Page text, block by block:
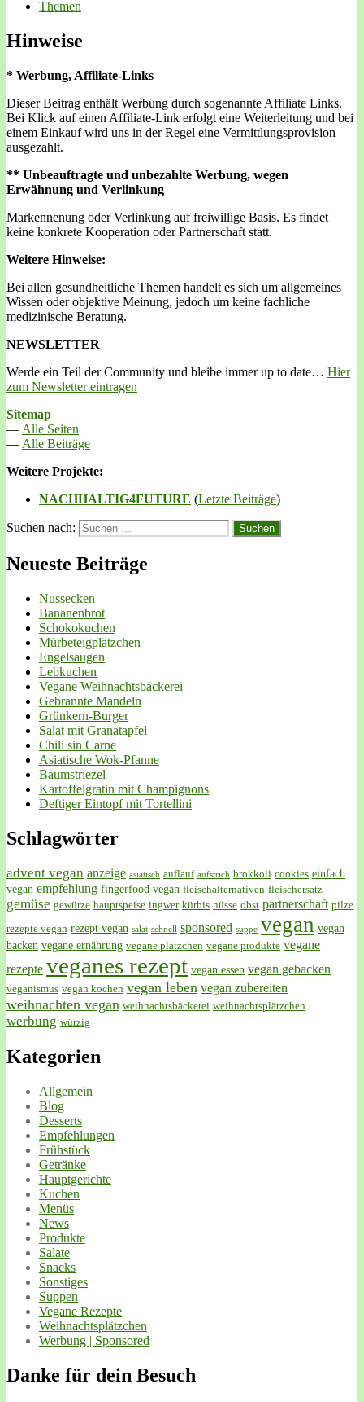
Themen
Hinweise
* Werbung, Affiliate-Links
Dieser Beitrag enthält Werbung durch sogenannte Affiliate Links.
Bei Klick auf einen Affiliate-Link erfolgt eine Weiterleitung und bei
einem Einkauf wird uns in der Regel eine Vermittlungsprovision
ausgezahlt.
** Unbeauftragte und unbezahlte Werbung, wegen
Erwähnung und Verlinkung
Markennenung oder Verlinkung auf freiwillige Basis. Es findet
keine konkrete Kooperation oder Partnerschaft statt.
Weitere Hinweise:
Bei allen gesundheitliche Themen handelt es sich um allgemeines
Wissen oder objektive Meinung, jedoch um keine fachliche
medizinische Beratung.
NEWSLETTER
Werde ein Teil der Community und bleibe immer up to date… Hier
zum Newsletter eintragen
Sitemap
— Alle Seiten
— Alle Beiträge
Weitere Projekte:
NACHHALTIG4FUTURE (Letzte Beiträge)
Suchen nach:
Neueste Beiträge
Nussecken
Bananenbrot
Schokokuchen
Mürbeteigplätzchen
Engelsaugen
Lebkuchen
Vegane Weihnachtsbäckerei
Gebrannte Mandeln
Grünkern-Burger
Salat mit Granatapfel
Chili sin Carne
Asiatische Wok-Pfanne
Baumstriezel
Kartoffelgratin mit Champignons
Deftiger Eintopf mit Tortellini
Schlagwörter
advent vegan anzeige asiatisch auflauf aufstrich brokkoli cookies einfach
vegan empfehlung fingerfood vegan fleischalternativen fleischersatz
gemüse gewürze hauptspeise ingwer kürbis nüsse obst partnerschaft pilze
rezepte vegan rezept vegan salat schnell sponsored suppe vegan vegan
backen vegane ernährung vegane plätzchen vegane produkte vegane
rezepte veganes rezept vegan essen vegan gebacken
veganismus vegan kochen vegan leben vegan zubereiten
weihnachten vegan weihnachtsbäckerei weihnachtsplätzchen
werbung würzig
Kategorien
Allgemein
Blog
Desserts
Empfehlungen
Frühstück
Getränke
Hauptgerichte
Kuchen
Menüs
News
Produkte
Salate
Snacks
Sonstiges
Suppen
Vegane Rezepte
Weihnachtsplätzchen
Werbung | Sponsored
Danke für dein Besuch